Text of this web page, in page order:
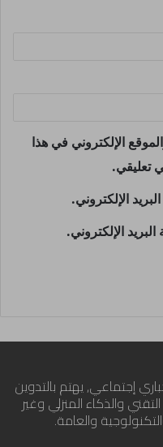
الإلكتروني في هذا
تعليقي.
الإلكتروني.
الإلكتروني.
إجتماعي, يهتم بالتدوين
والذكاء المنزلي وغير
والعامة.